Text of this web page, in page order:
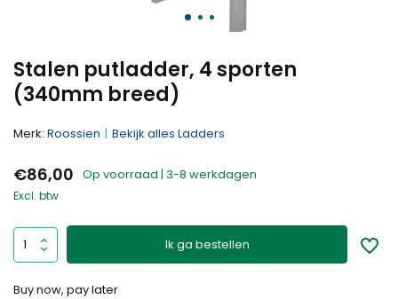
Stalen putladder, 4 sporten
(340mm breed)
Merk: Roossien Bekijk alles Ladders
€86,00 Op voorraad | 3-8 werkdagen
Excl. btw
Ik ga bestellen
Buy now, pay later